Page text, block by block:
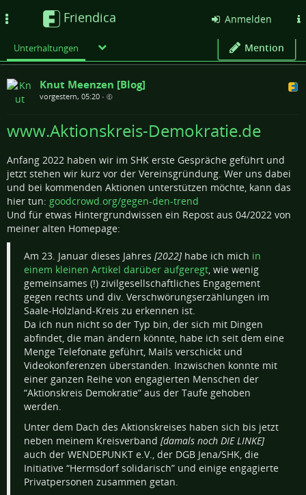
Friendica Anmelden
Unterhaltungen Mention
Knut Meenzen [Blog]
vorgestern, 05:20 •
www.Aktionskreis-Demokratie.de
Anfang 2022 haben wir im SHK erste Gespräche geführt und
jetzt stehen wir kurz vor der Vereinsgründung. Wer uns dabei
und bei kommenden Aktionen unterstützen möchte, kann das
hier tun: goodcrowd.org/gegen-den-trend
Und für etwas Hintergrundwissen ein Repost aus 04/2022 von
meiner alten Homepage:
Am 23. Januar dieses Jahres [2022] habe ich mich in
einem kleinen Artikel darüber aufgeregt, wie wenig
gemeinsames (!) zivilgesellschaftliches Engagement
gegen rechts und div. Verschwörungserzählungen im
Saale-Holzland-Kreis zu erkennen ist.
Da ich nun nicht so der Typ bin, der sich mit Dingen
abfindet, die man ändern könnte, habe ich seit dem eine
Menge Telefonate geführt, Mails verschickt und
Videokonferenzen überstanden. Inzwischen konnte mit
einer ganzen Reihe von engagierten Menschen der
“Aktionskreis Demokratie” aus der Taufe gehoben
werden.
Unter dem Dach des Aktionskreises haben sich bis jetzt
neben meinem Kreisverband [damals noch DIE LINKE]
auch der WENDEPUNKT e.V., der DGB Jena/SHK, die
Initiative “Hermsdorf solidarisch” und einige engagierte
Privatpersonen zusammen getan.